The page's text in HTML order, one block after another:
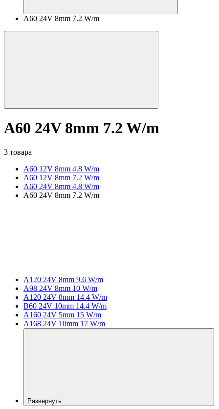
A60 24V 8mm 7.2 W/m
A60 24V 8mm 7.2 W/m
3 товара
A60 12V 8mm 4.8 W/m
A60 12V 8mm 7.2 W/m
A60 24V 8mm 4.8 W/m
A60 24V 8mm 7.2 W/m
A120 24V 8mm 9.6 W/m
A98 24V 8mm 10 W/m
A120 24V 8mm 14.4 W/m
B60 24V 10mm 14.4 W/m
A160 24V 5mm 15 W/m
A168 24V 10mm 17 W/m
Развернуть